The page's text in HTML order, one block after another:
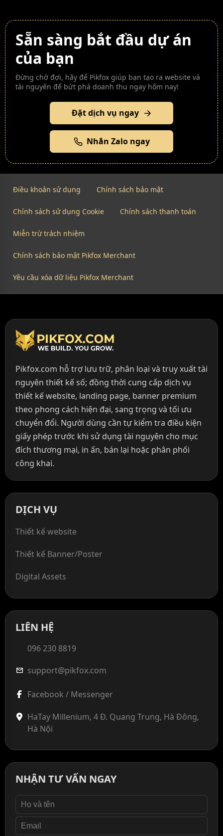
Sẵn sàng bắt đầu dự án
của bạn
Đừng chờ đợi, hãy để Pikfox giúp bạn tạo ra website và
tài nguyên để bứt phá doanh thu ngay hôm nay!
Đặt dịch vụ ngay
Nhắn Zalo ngay
Điều khoản sử dụng Chính sách bảo mật
Chính sách sử dụng Cookie Chính sách thanh toán
Miễn trừ trách nhiệm
Chính sách bảo mật Pikfox Merchant
Yêu cầu xóa dữ liệu Pikfox Merchant
Pikfox.com hỗ trợ lưu trữ, phân loại và truy xuất tài
nguyên thiết kế số; đồng thời cung cấp dịch vụ
thiết kế website, landing page, banner premium
theo phong cách hiện đại, sang trọng và tối ưu
chuyển đổi. Người dùng cần tự kiểm tra điều kiện
giấy phép trước khi sử dụng tài nguyên cho mục
đích thương mại, in ấn, bán lại hoặc phân phối
công khai.
DỊCH VỤ
Thiết kế website
Thiết kế Banner/Poster
Digital Assets
LIÊN HỆ
096 230 8819
mail support@pikfox.com
Facebook / Messenger
HaTay Millenium, 4 Đ. Quang Trung, Hà Đông,
Hà Nội
NHẬN TƯ VẤN NGAY